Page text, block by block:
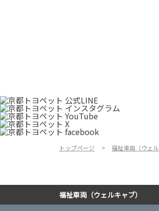
トップページ 福祉車両（ウェル
福祉車両（ウェルキャブ）